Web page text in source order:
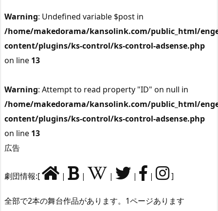
Warning: Undefined variable $post in
/home/makedorama/kansolink.com/public_html/
content/plugins/ks-control/ks-control-adsense.php
on line 13
Warning: Attempt to read property "ID" on null in
/home/makedorama/kansolink.com/public_html/
content/plugins/ks-control/ks-control-adsense.php
on line 13
広告
劇団情報:[ | | | | | ]
全部で2本の舞台作品があります。1ページあります